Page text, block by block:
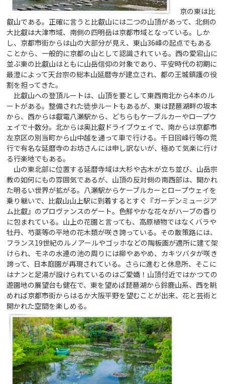
京の東は比
叡山である。正確に言うと比叡山には二つの山頂があって、北側の
大比叡は大津市域、南側の四明岳は京都市域となっている。しか
し、京都市街からは山の大部分が見え、東山36峰の起点でもある
ことから、一般的に京都の山として認識されている。西の愛宕山に
並ぶ東の比叡山はともに山岳信仰の対象であり、平安時代の初期に
最澄によって天台宗の総本山延暦寺が建立され、都の王城鎮護の役
割を担ってきた。
比叡山への登頂ルートは、山頂を要として東西南北から4本のル
ートがある。整備された徒歩ルートもあるが、東は琵琶湖畔の坂本
から、西からは叡電八瀬駅から、どちらもケーブルカーやロープウ
ェイで十数分。北からは奥比叡ドライブウェイで、南からは京都市
左京区の別当町から山中越を通って車で行ける。千日回峰行等の荒
行で有名な延暦寺のお坊さんには申し訳ないが、極めて気楽に行け
る行楽地でもある。
山の東北部に位置する延暦寺域は大杉や古木が立ち並び、山岳宗
教の如何にもの雰囲気であるが、山頂の反対側の南西部は、開かれ
た明るい世界が拡がる。八瀬駅からケーブルカーとロープウェイを
乗り継いで、比叡山山上駅に到着するとすぐ『ガーデンミュージア
ム比叡』のプロヴァンスのゲート。色鮮やかな花々がハーブの香り
に包まれている。山上の花園と言っても、高原植物ではなくバラや
牡丹、芍薬等の平地の花木類が咲き誇っている。その散策路には、
フランス19世紀のルノアールやゴッホなどの陶板画が適所に建て架
けられ、モネの水連の池の周りには柳やあやめ、カキツバタが咲き
誇って、日本庭園が再現されている。さらに進むと休息所、そこに
はナンと足湯が設けられているのはご愛嬌！山頂付近ではかつての
遊園地の展望台も健在で、東を望めば琵琶湖から鈴鹿山系、西を眺
めれば京都市街からはるか大阪平野を望むことが出来、花と芸術と
開かれた空間を楽しめる。